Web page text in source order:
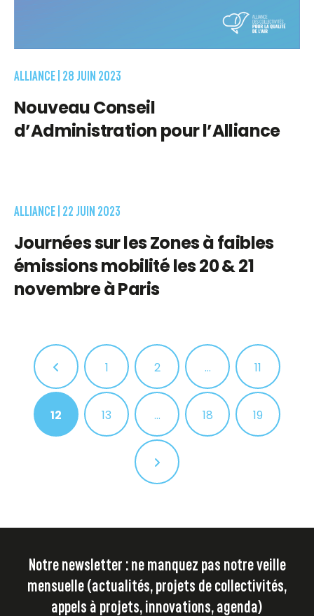
ALLIANCE | 28 JUIN 2023
Nouveau Conseil
d’Administration pour l’Alliance
ALLIANCE | 22 JUIN 2023
Journées sur les Zones à faibles
émissions mobilité les 20 & 21
novembre à Paris
1 2 … 11
12 13 … 18 19
Notre newsletter : ne manquez pas notre veille
mensuelle (actualités, projets de collectivités,
appels à projets, innovations, agenda)